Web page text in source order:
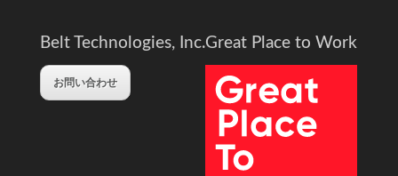
Belt Technologies, Inc.
お問い合わせ
Great Place to Work